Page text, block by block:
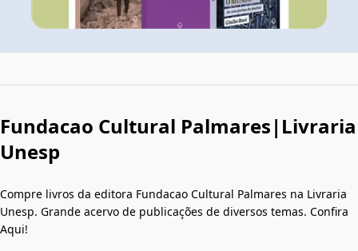
Fundacao Cultural Palmares|Livraria
Unesp
Compre livros da editora Fundacao Cultural Palmares na Livraria
Unesp. Grande acervo de publicações de diversos temas. Confira
Aqui!